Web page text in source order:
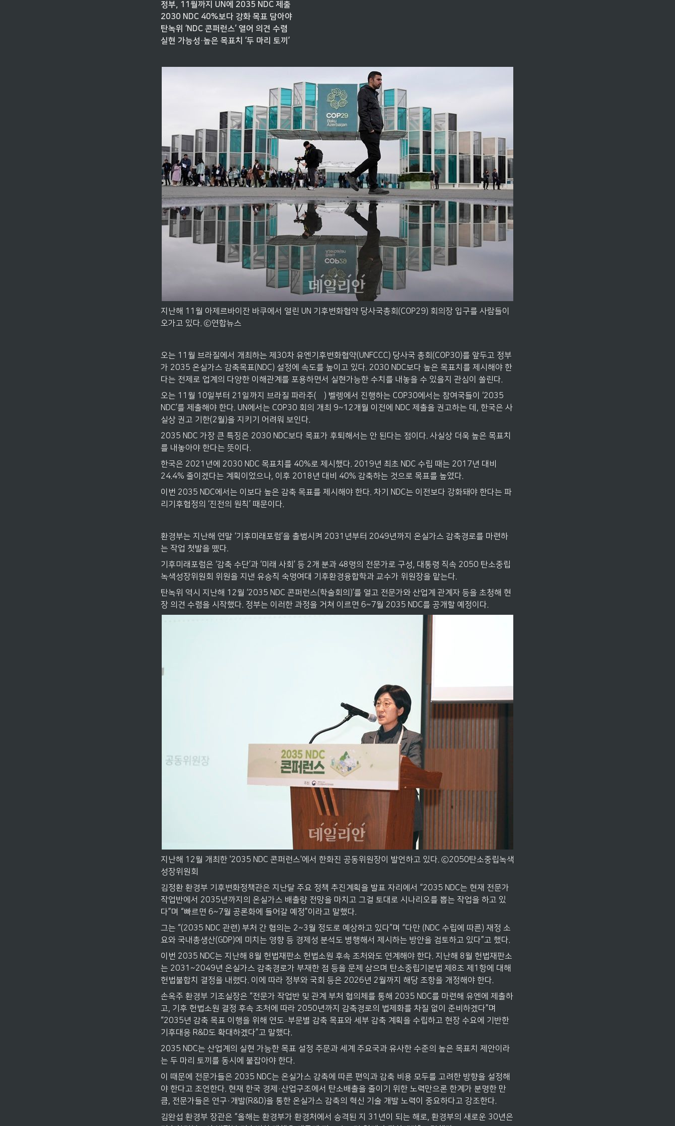
정부, 11월까지 UN에 2035 NDC 제출
2030 NDC 40%보다 강화 목표 담아야
탄녹위 ‘NDC 콘퍼런스’ 열어 의견 수렴
실현 가능성·높은 목표치 ‘두 마리 토끼’
지난해 11월 아제르바이잔 바쿠에서 열린 UN 기후변화협약 당사국총회(COP29) 회의장 입구를 사람들이
오가고 있다. ⓒ연합뉴스
오는 11월 브라질에서 개최하는 제30차 유엔기후변화협약(UNFCCC) 당사국 총회(COP30)를 앞두고 정부
가 2035 온실가스 감축목표(NDC) 설정에 속도를 높이고 있다. 2030 NDC보다 높은 목표치를 제시해야 한
다는 전제로 업계의 다양한 이해관계를 포용하면서 실현가능한 수치를 내놓을 수 있을지 관심이 쏠린다.
오는 11월 10일부터 21일까지 브라질 파라주(州) 벨렝에서 진행하는 COP30에서는 참여국들이 ‘2035
NDC’를 제출해야 한다. UN에서는 COP30 회의 개최 9~12개월 이전에 NDC 제출을 권고하는 데, 한국은 사
실상 권고 기한(2월)을 지키기 어려워 보인다.
2035 NDC 가장 큰 특징은 2030 NDC보다 목표가 후퇴해서는 안 된다는 점이다. 사실상 더욱 높은 목표치
를 내놓아야 한다는 뜻이다.
한국은 2021년에 2030 NDC 목표치를 40%로 제시했다. 2019년 최초 NDC 수립 때는 2017년 대비
24.4% 줄이겠다는 계획이었으나, 이후 2018년 대비 40% 감축하는 것으로 목표를 높였다.
이번 2035 NDC에서는 이보다 높은 감축 목표를 제시해야 한다. 차기 NDC는 이전보다 강화돼야 한다는 파
리기후협정의 ‘진전의 원칙’ 때문이다.
환경부는 지난해 연말 ‘기후미래포럼’을 출범시켜 2031년부터 2049년까지 온실가스 감축경로를 마련하
는 작업 첫발을 뗐다.
기후미래포럼은 ‘감축 수단’과 ‘미래 사회’ 등 2개 분과 48명의 전문가로 구성, 대통령 직속 2050 탄소중립
녹색성장위원회 위원을 지낸 유승직 숙명여대 기후환경융합학과 교수가 위원장을 맡는다.
탄녹위 역시 지난해 12월 ‘2035 NDC 콘퍼런스(학술회의)’를 열고 전문가와 산업계 관계자 등을 초청해 현
장 의견 수렴을 시작했다. 정부는 이러한 과정을 거쳐 이르면 6~7월 2035 NDC를 공개할 예정이다.
지난해 12월 개최한 '2035 NDC 콘퍼런스'에서 한화진 공동위원장이 발언하고 있다. ⓒ2050탄소중립녹색
성장위원회
김정환 환경부 기후변화정책관은 지난달 주요 정책 추진계획을 발표 자리에서 “2035 NDC는 현재 전문가
작업반에서 2035년까지의 온실가스 배출량 전망을 마치고 그걸 토대로 시나리오를 뽑는 작업을 하고 있
다”며 “빠르면 6~7월 공론화에 들어갈 예정”이라고 말했다.
그는 “(2035 NDC 관련) 부처 간 협의는 2~3월 정도로 예상하고 있다”며 “다만 (NDC 수립에 따른) 재정 소
요와 국내총생산(GDP)에 미치는 영향 등 경제성 분석도 병행해서 제시하는 방안을 검토하고 있다”고 했다.
이번 2035 NDC는 지난해 8월 헌법재판소 헌법소원 후속 조처와도 연계해야 한다. 지난해 8월 헌법재판소
는 2031~2049년 온실가스 감축경로가 부재한 점 등을 문제 삼으며 탄소중립기본법 제8조 제1항에 대해
헌법불합치 결정을 내렸다. 이에 따라 정부와 국회 등은 2026년 2월까지 해당 조항을 개정해야 한다.
손옥주 환경부 기조실장은 “전문가 작업반 및 관계 부처 협의체를 통해 2035 NDC를 마련해 유엔에 제출하
고, 기후 헌법소원 결정 후속 조처에 따라 2050년까지 감축경로의 법제화를 차질 없이 준비하겠다”며
“2035년 감축 목표 이행을 위해 연도·부문별 감축 목표와 세부 감축 계획을 수립하고 현장 수요에 기반한
기후대응 R&D도 확대하겠다”고 말했다.
2035 NDC는 산업계의 실현 가능한 목표 설정 주문과 세계 주요국과 유사한 수준의 높은 목표치 제안이라
는 두 마리 토끼를 동시에 붙잡아야 한다.
이 때문에 전문가들은 2035 NDC는 온실가스 감축에 따른 편익과 감축 비용 모두를 고려한 방향을 설정해
야 한다고 조언한다. 현재 한국 경제·산업구조에서 탄소배출을 줄이기 위한 노력만으론 한계가 분명한 만
큼, 전문가들은 연구·개발(R&D)을 통한 온실가스 감축의 혁신 기술 개발 노력이 중요하다고 강조한다.
김완섭 환경부 장관은 “올해는 환경부가 환경처에서 승격된 지 31년이 되는 해로, 환경부의 새로운 30년은